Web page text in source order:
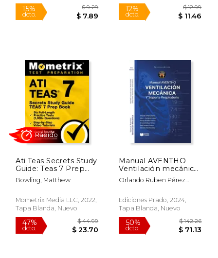
$ 7.89
Ati Teas Secrets Study
Guide: Teas 7 Prep
Book, six Full-Length
Practice Tests (1,000+
Step Video Tutorials:
[Updated for the 7th
Bowling, Matthew
Mometrix Media LLC, 2022,
Tapa Blanda, Nuevo
Manual AVENTHO
Ventilación mecánica
y soporte respiratorio
Orlando Ruben Pérez
López
Ediciones Prado, 2024,
Tapa Blanda, Nuevo